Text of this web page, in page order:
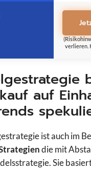
verlieren.
auf
ist auch im
die mit
Sie